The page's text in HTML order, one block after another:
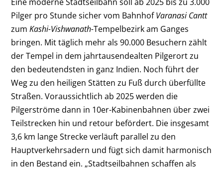
Pilger pro Stunde sicher vom BahnhofVaranasi Cantt
zumKashi-Vishwanath-Tempelbezirk am Ganges
bringen. Mit täglich mehr als 90.000 Besuchern zählt
der Tempel in dem jahrtausendealten Pilgerort zu
den bedeutendsten in ganz Indien. Noch führt der
Weg zu den heiligen Stätten zu Fuß durch überfüllte
Straßen. Voraussichtlich ab 2025 werden die
Pilgerströme dann in 10er-Kabinenbahnen über zwei
Teilstrecken hin und retour befördert. Die insgesamt
3,6 km lange Strecke verläuft parallel zu den
Hauptverkehrsadern und fügt sich damit harmonisch
in den Bestand ein. „Stadtseilbahnen schaffen als